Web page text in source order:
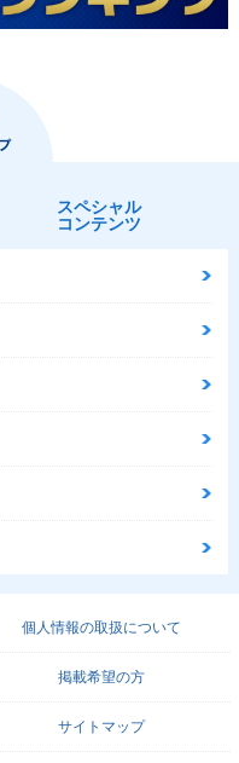
スペシャル
コンテンツ
個人情報の取扱について
掲載希望の方
サイトマップ